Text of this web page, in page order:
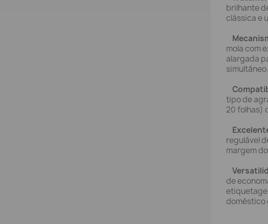
brilhante
clássica e
mola com
alargada
simultâneo.
tipo de
20 folhas)
regulável
margem
de
doméstico